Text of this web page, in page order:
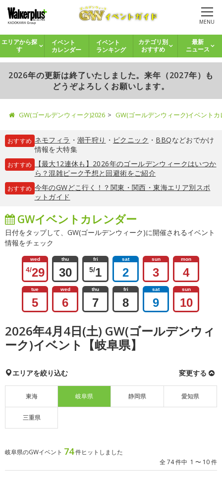
MENU
エリアから探
す
イベント
カレンダー
イベント
ランキング
カテゴリ別
おすすめ
最新
ニュース
2026年の更新は終了いたしました。来年（2027年）も
どうぞよろしくお願いします。
GW(ゴールデンウィーク)2026 GW(ゴールデンウィーク)イベント
おすすめ ネモフィラ ・ 潮干狩り ・ ピクニック ・ BBQなどおでかけ
情報を大特集
おすすめ
【最大12連休も】2026年のゴールデンウィークはいつか
ら？混雑ピーク予想と回避術をご紹介
おすすめ 今年のGWどこ行く！？関東・関西・東海エリア別スポ
ットガイド
GWイベントカレンダー
日付をタップして、GW(ゴールデンウィーク)に開催されるイベント
情報をチェック
wed
4/29
thu
30
fri
5/1
sat
2
sun
3
mon
4
tue
5
wed
6
thu
7
fri
8
sat
9
sun
10
2026年4月4日(土) GW(ゴールデンウィ
ーク)イベント【岐阜県】
エリアを絞り込む 変更する
東海 岐阜県 静岡県 愛知県
三重県
岐阜県のGWイベント 74件ヒットしました
全 74 件中 1 〜 10 件